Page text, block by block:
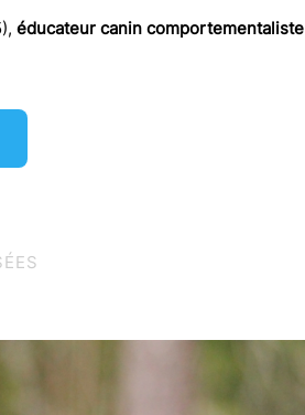
éducateur canin comportementaliste